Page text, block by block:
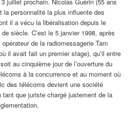
la personnalité la plus influente des
il a vécu la libéralisation depuis le
siècle. C’est le 5 janvier 1998, après
de la radiomessagerie Tam
il avait fait un premier stage), qu’il entre
au cinquième jour de l’ouverture du
à la concurrence et au moment où
des télécoms devient une société
que juriste chargé justement de la